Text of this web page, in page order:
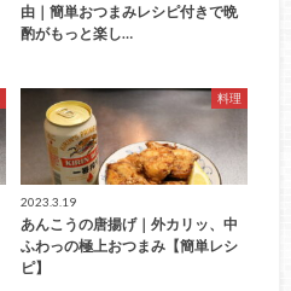
由｜簡単おつまみレシピ付きで晩
酌がもっと楽し…
料理
2023.3.19
あんこうの唐揚げ｜外カリッ、中
ふわっの極上おつまみ【簡単レシ
ピ】